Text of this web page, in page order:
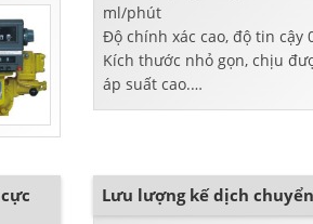
ml/phút
Độ chính xác cao, độ tin cậy
Kích thước nhỏ gọn, chịu
áp suất cao.
làm việc với chất lỏng loãng
Lưu lượng kế dịch